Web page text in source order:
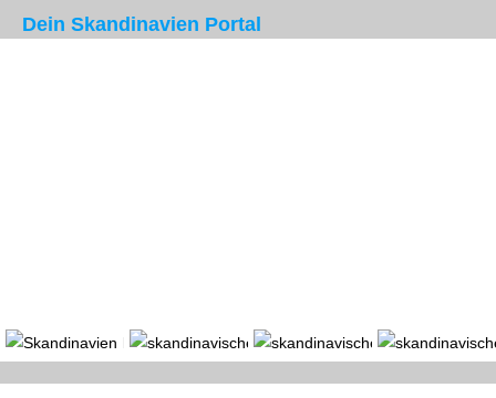
Dein Skandinavien Portal
Portal Länder